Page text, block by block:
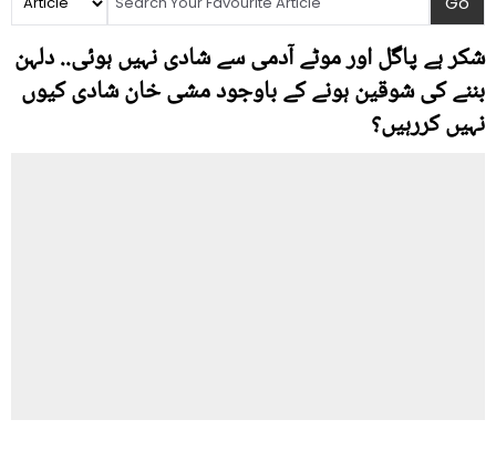
شکر ہے پاگل اور موٹے آدمی سے شادی نہیں ہوئی.. دلہن
بننے کی شوقین ہونے کے باوجود مشی خان شادی کیوں
نہیں کررہیں؟